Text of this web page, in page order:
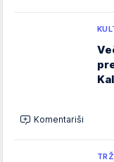
Komentariši